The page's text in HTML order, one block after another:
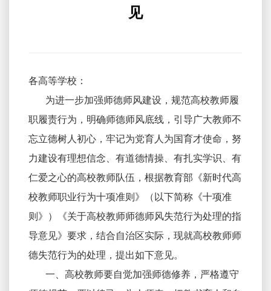
见
各高等学校：
为进一步加强师德师风建设，规范高校教师履
职履责行为，明确师德师风底线，引导广大教师不
忘立德树人初心，牢记为党育人为国育才使命，努
力建设有理想信念、有道德情操、有扎实学识、有
仁爱之心的高校教师队伍，根据教育部《新时代高
校教师职业行为十项准则》（以下简称《十项准
则》）《关于高校教师师德师风失范行为处理的指
导意见》要求，结合自治区实际，现就高校教师师
德失范行为的处理，提出如下意见。
一、高校教师要自觉加强师德修养，严格遵守